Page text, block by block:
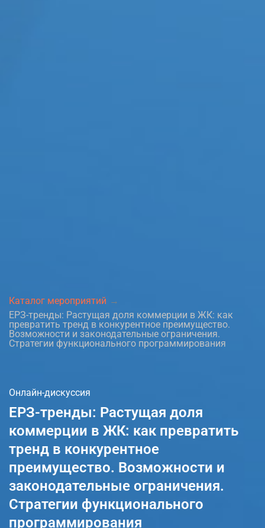
Каталог мероприятий
ЕРЗ-тренды: Растущая доля коммерции в ЖК: как
превратить тренд в конкурентное преимущество.
Возможности и законодательные ограничения.
Стратегии функционального программирования
Онлайн-дискуссия
ЕРЗ-тренды: Растущая доля
коммерции в ЖК: как превратить
тренд в конкурентное
преимущество. Возможности и
законодательные ограничения.
Стратегии функционального
программирования